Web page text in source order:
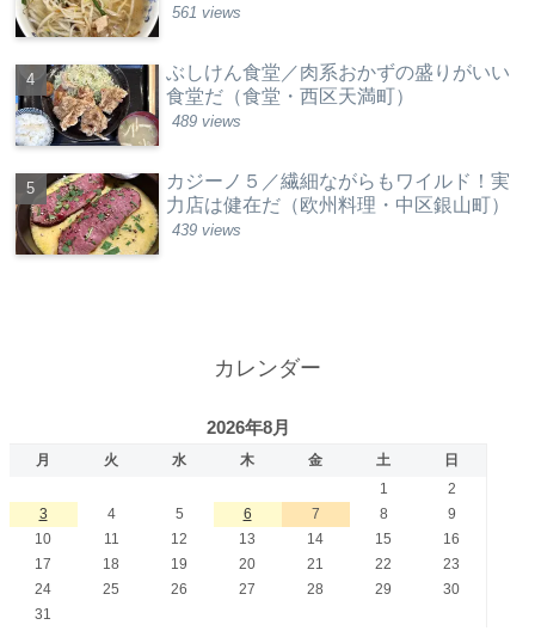
561 views
ぶしけん食堂／肉系おかずの盛りがいい
食堂だ（食堂・西区天満町）
489 views
カジーノ５／繊細ながらもワイルド！実
力店は健在だ（欧州料理・中区銀山町）
439 views
カレンダー
2026年8月
月 火 水 木 金 土
日
1
2
3
4 5 6 7 8
9
10
11 12 13 14 15
16
17
18 19 20 21 22
23
24
25 26 27 28 29
30
31